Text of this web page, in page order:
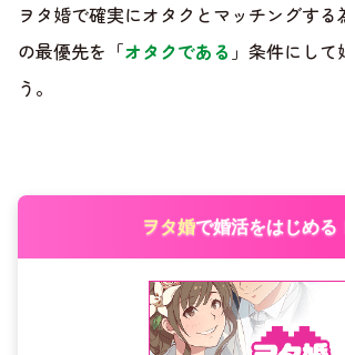
ヲタ婚で確実にオタクとマッチングす
の最優先を「オタクである 」条件にして
う。
ヲタ婚で婚活をはじめる